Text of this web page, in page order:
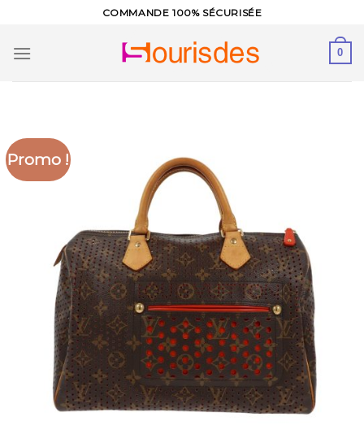
content
COMMANDE 100% SÉCURISÉE
0
Promo !